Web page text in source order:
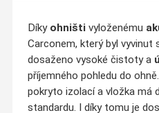
Díky ohništivyloženému
Carconem, který byl vyvinut
dosaženo vysoké čistoty a
příjemného pohledu do
pokryto izolací a vložka má
standardu. I díky tomu je